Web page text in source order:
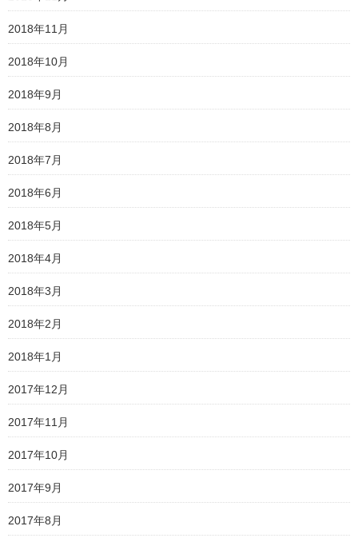
2018年11月
2018年10月
2018年9月
2018年8月
2018年7月
2018年6月
2018年5月
2018年4月
2018年3月
2018年2月
2018年1月
2017年12月
2017年11月
2017年10月
2017年9月
2017年8月